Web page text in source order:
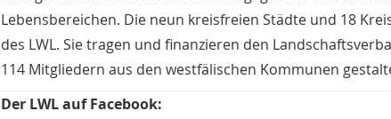
Lebensbereichen. Die neun kreisfreien Städte und 18
des LWL. Sie tragen und finanzieren den
114 Mitgliedern aus den westfälischen Kommunen
Der LWL auf Facebook: